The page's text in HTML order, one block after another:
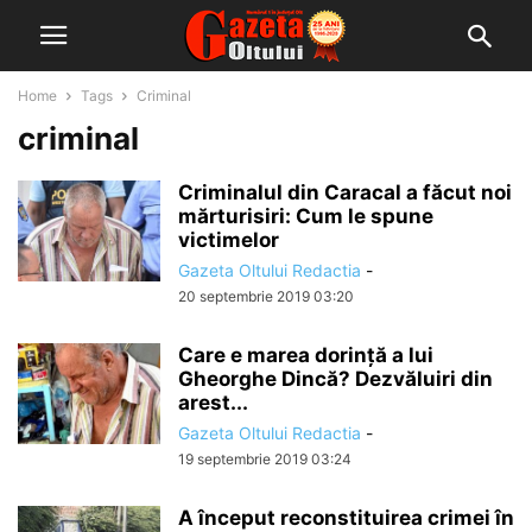
Home Tags Criminal
criminal
Criminalul din Caracal a făcut noi
mărturisiri: Cum le spune
victimelor
Gazeta Oltului Redactia -
20 septembrie 2019 03:20
Care e marea dorință a lui
Gheorghe Dincă? Dezvăluiri din
arest...
Gazeta Oltului Redactia -
19 septembrie 2019 03:24
A început reconstituirea crimei în